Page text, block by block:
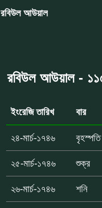
রবিউল আউয়াল
রবিউল আউয়াল -
ইংরেজি তারিখ বার
২৪-মার্চ-১৭৪৬ বৃহস্পতি
২৫-মার্চ-১৭৪৬ শুক্র
২৬-মার্চ-১৭৪৬ শনি